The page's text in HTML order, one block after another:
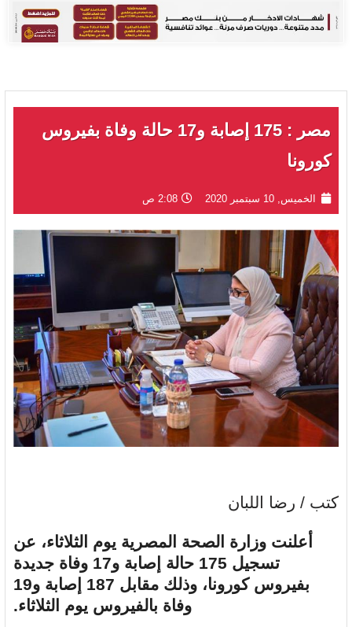
مصر : 175 إصابة و17 حالة وفاة بفيروس
كورونا
الخميس, 10 سبتمبر 2020 2:08 ص
كتب / رضا اللبان
أعلنت وزارة الصحة المصرية يوم الثلاثاء، عن
تسجيل 175 حالة إصابة و17 وفاة جديدة
بفيروس كورونا، وذلك مقابل 187 إصابة و19
وفاة بالفيروس يوم الثلاثاء.